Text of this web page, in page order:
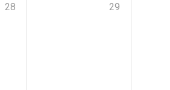
28 29